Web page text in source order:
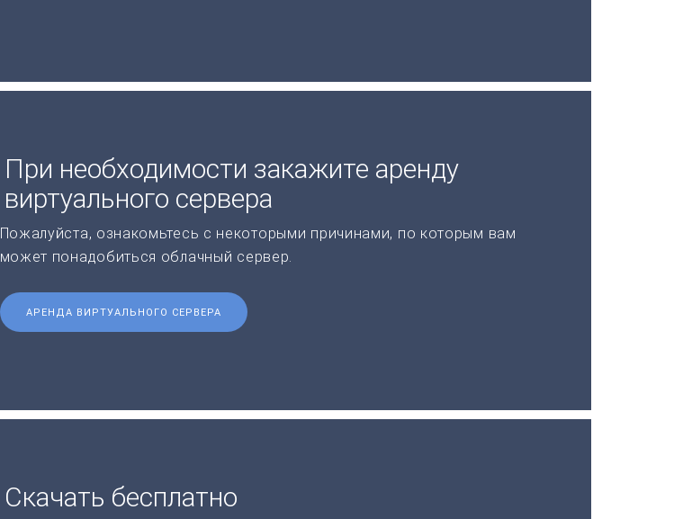
При необходимости закажите аренду
виртуального сервера
Пожалуйста, ознакомьтесь с некоторыми причинами, по которым вам
может понадобиться облачный сервер.
АРЕНДА ВИРТУАЛЬНОГО СЕРВЕРА
Скачать бесплатно